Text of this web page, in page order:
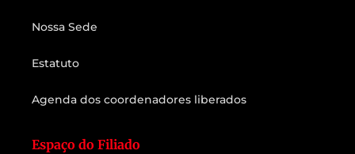
Nossa Sede
Estatuto
Agenda dos coordenadores liberados
Espaço do Filiado